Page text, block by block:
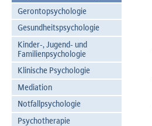
Gerontopsychologie
Gesundheitspsychologie
Kinder-, Jugend- und
Familienpsychologie
Klinische Psychologie
Mediation
Notfallpsychologie
Psychotherapie